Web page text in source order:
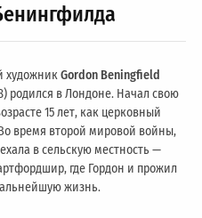
художникGordon Beningfield
родился в Лондоне. Начал свою
15 лет, как церковный
время второй мировой войны,
в сельскую местность —
где Гордон и прожил
жизнь.